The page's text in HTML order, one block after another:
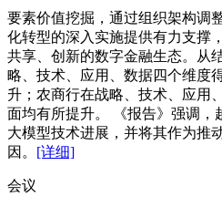
要素价值挖掘，通过组织架构调
化转型的深入实施提供有力支撑
共享、创新的数字金融生态。从
略、技术、应用、数据四个维度
升；农商行在战略、技术、应用
面均有所提升。 《报告》强调，
大模型技术进展，并将其作为推
因。 [详细]
会议